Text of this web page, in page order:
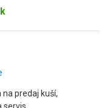
na predaj kuší,